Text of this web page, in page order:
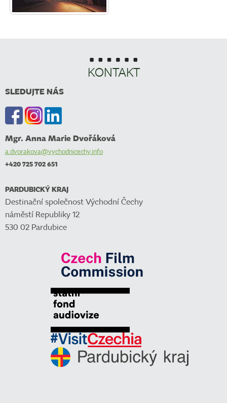
KONTAKT
SLEDUJTE NÁS
Mgr. Anna Marie Dvořáková
a.dvorakova@vychodnicechy.info
+420 725 702 651
PARDUBICKÝ KRAJ
Destinační společnost Východní Čechy
náměstí Republiky 12
530 02 Pardubice